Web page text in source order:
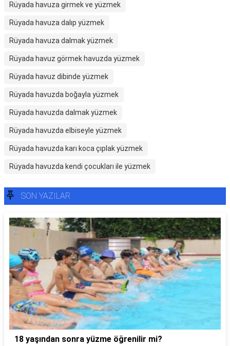
Rüyada havuza girmek ve yüzmek
Rüyada havuza dalıp yüzmek
Rüyada havuza dalmak yüzmek
Rüyada havuz görmek havuzda yüzmek
Rüyada havuz dibinde yüzmek
Rüyada havuzda boğayla yüzmek
Rüyada havuzda dalmak yüzmek
Rüyada havuzda elbiseyle yüzmek
Rüyada havuzda karı koca çıplak yüzmek
Rüyada havuzda kendi çocukları ile yüzmek
SON YAZILAR
18 yaşından sonra yüzme öğrenilir mi?